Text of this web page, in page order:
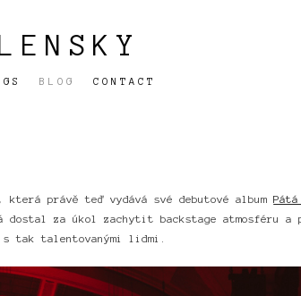
BLOG CONTACT
právě teď vydává své debutové albumPátá
za úkol zachytit backstage atmosféru a
tak talentovanými lidmi.